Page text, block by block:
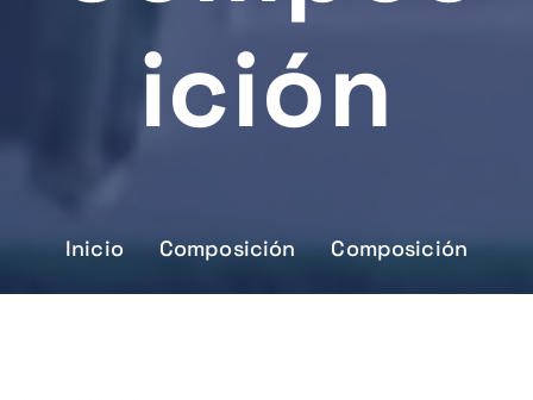
Ición
Inicio Composición Composición